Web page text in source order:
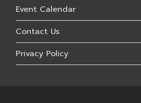
Event Calendar
Contact Us
Privacy Policy